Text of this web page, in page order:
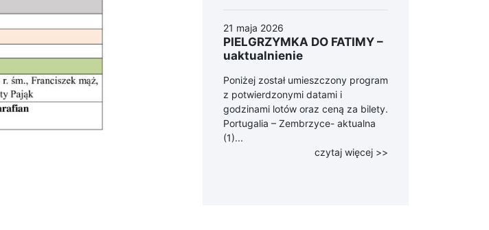
21 maja 2026
PIELGRZYMKA DO FATIMY –
uaktualnienie
Poniżej został umieszczony program
z potwierdzonymi datami i
godzinami lotów oraz ceną za bilety.
Portugalia – Zembrzyce- aktualna
(1)...
czytaj więcej >>